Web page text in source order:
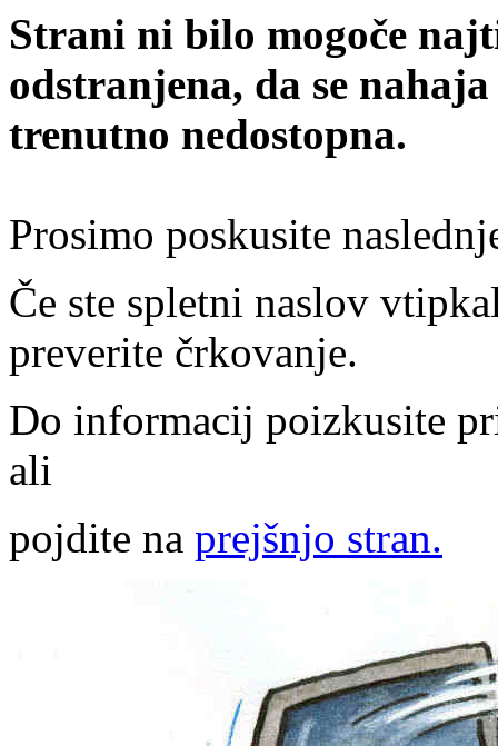
Strani ni bilo mogoče
odstranjena, da se
trenutno nedostopna.
Prosimo poskusite
Če ste spletni naslov
preverite črkovanje.
Do informacij poizkusite
ali
pojdite na prejšnjo stran.